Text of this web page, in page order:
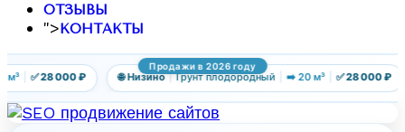
ОТЗЫВЫ
">КОНТАКТЫ
Продажи в 2026 году
| ✅ 28 000 ₽ 🌐 Низино | Грунт плодородный | ➡️ 20 м³ | ✅ 28 000 ₽